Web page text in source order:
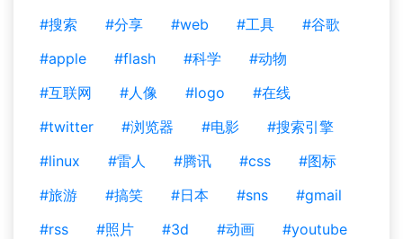
#搜索
#分享 #web #工具
#谷歌
#apple
#flash #科学
#动物
#互联网
#人像 #logo
#在线
#twitter
#浏览器 #电影
#搜索引擎
#linux
#雷人 #腾讯 #css
#图标
#旅游
#搞笑 #日本 #sns
#gmail
#rss
#照片 #3d #动画
#youtube